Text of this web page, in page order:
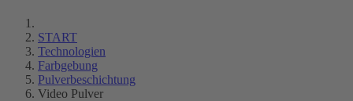
START
Technologien
Farbgebung
Pulverbeschichtung
Video Pulver